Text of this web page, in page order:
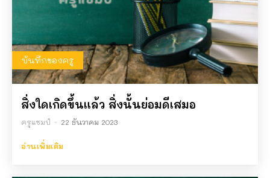
บันทึกของครู
สิ่งใดเกิดขึ้นแล้ว สิ่งนั้นย่อมดีเสมอ
ครูแชมป์ - 22 ธันวาคม 2023
อ่านเพิ่มเติม